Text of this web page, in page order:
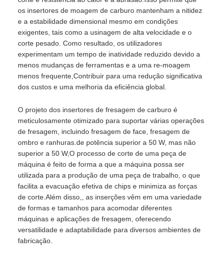
os insertores de moagem de carburo mantenham a nitidez
e a estabilidade dimensional mesmo em condições
exigentes, tais como a usinagem de alta velocidade e o
corte pesado. Como resultado, os utilizadores
experimentam um tempo de inatividade reduzido devido a
menos mudanças de ferramentas e a uma re-moagem
menos frequente,Contribuir para uma redução significativa
dos custos e uma melhoria da eficiência global.
O projeto dos insertores de fresagem de carburo é
meticulosamente otimizado para suportar várias operações
de fresagem, incluindo fresagem de face, fresagem de
ombro e ranhuras.de potência superior a 50 W, mas não
superior a 50 W,O processo de corte de uma peça de
máquina é feito de forma a que a máquina possa ser
utilizada para a produção de uma peça de trabalho, o que
facilita a evacuação efetiva de chips e minimiza as forças
de corte.Além disso,, as inserções vêm em uma variedade
de formas e tamanhos para acomodar diferentes
máquinas e aplicações de fresagem, oferecendo
versatilidade e adaptabilidade para diversos ambientes de
fabricação.